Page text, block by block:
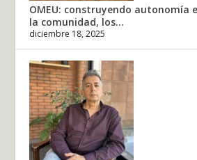
OMEU: construyendo autonomía
la comunidad, los...
diciembre 18, 2025